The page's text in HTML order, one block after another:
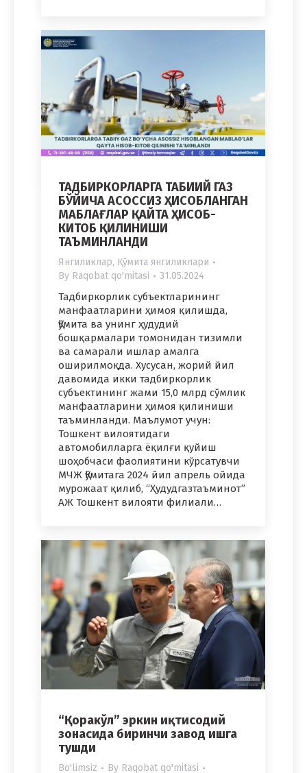
ТАДБИРКОРЛАРГА ТАБИИЙ ГАЗ
БЎЙИЧА АСОССИЗ ҲИСОБЛАНГАН
МАБЛАҒЛАР ҚАЙТА ҲИСОБ-
КИТОБ ҚИЛИНИШИ
ТАЪМИНЛАНДИ
Янгиликлар, Қўмита янгиликлари
By Raqobat qo'mitasi 31.05.2024
Тадбиркорлик субъектларининг
манфаатларини ҳимоя қилишда,
Қўмита ва унинг ҳудудий
бошқармалари томонидан тизимли
ва самарали ишлар амалга
оширилмоқда. Хусусан, жорий йил
давомида икки тадбиркорлик
субъектининг жами 15,0 млрд сўмлик
манфаатларини ҳимоя қилиниши
таъминланди. Маълумот учун:
Тошкент вилоятидаги
автомобилларга ёқилғи қуйиш
шоҳобчаси фаолиятини кўрсатувчи
МЧЖ Қўмитага 2024 йил апрель ойида
мурожаат қилиб, “Ҳудудгазтаъминот”
АЖ Тошкент вилояти филиали…
“Қоракўл” эркин иқтисодий
зонасида биринчи завод ишга
тушди
Bo'limsiz By Raqobat qo'mitasi